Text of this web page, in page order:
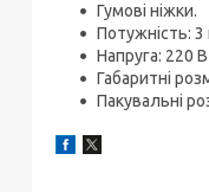
Гумові ніжки.
Потужність: 3
Напруга: 220
Габаритні
Пакувальні